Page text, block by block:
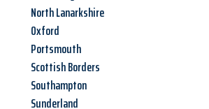
North Lanarkshire
Oxford
Portsmouth
Scottish Borders
Southampton
Sunderland